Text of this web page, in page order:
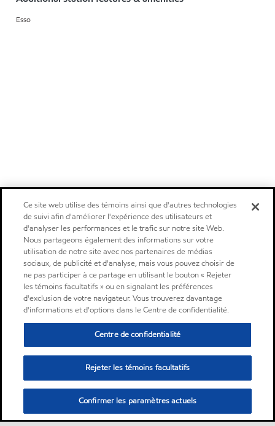
Esso
Ce site web utilise des témoins ainsi que d'autres technologies
de suivi afin d'améliorer l'expérience des utilisateurs et
d'analyser les performances et le trafic sur notre site Web.
Nous partageons également des informations sur votre
utilisation de notre site avec nos partenaires de médias
sociaux, de publicité et d'analyse, mais vous pouvez choisir de
ne pas participer à ce partage en utilisant le bouton « Rejeter
les témoins facultatifs » ou en signalant les préférences
d'exclusion de votre navigateur. Vous trouverez davantage
d'informations et d'options dans le Centre de confidentialité.
Centre de confidentialité
Rejeter les témoins facultatifs
Confirmer les paramètres actuels